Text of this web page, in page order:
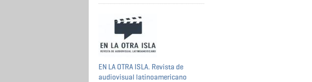
EN LA OTRA ISLA. Revista de
audiovisual latinoamericano